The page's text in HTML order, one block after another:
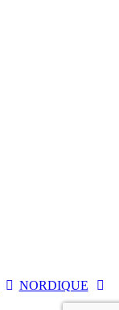
NORDIQUE